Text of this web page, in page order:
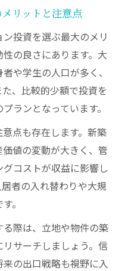
リットと注意点
投資を選ぶ最大のメリ
の良さにあります。大
や学生の人口が多く、
、比較的少額で投資を
ランとなっています。
点も存在します。新築
値の変動が大きく、管
コストが収益に影響し
者の入れ替わりや大規
。
際は、立地や物件の築
サーチしましょう。信
の出口戦略も視野に入